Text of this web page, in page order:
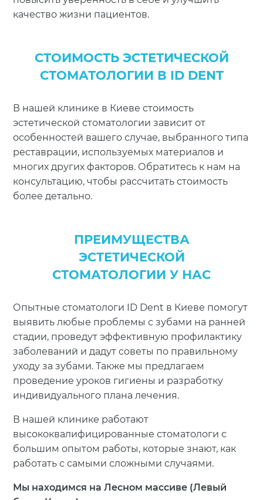
качество жизни пациентов.
СТОИМОСТЬ ЭСТЕТИЧЕСКОЙ
СТОМАТОЛОГИИ В ID DENT
В нашей клинике в Киеве стоимость
эстетической стоматологии зависит от
особенностей вашего случае, выбранного типа
реставрации, используемых материалов и
многих других факторов. Обратитесь к нам на
консультацию, чтобы рассчитать стоимость
более детально.
ПРЕИМУЩЕСТВА
ЭСТЕТИЧЕСКОЙ
СТОМАТОЛОГИИ У НАС
Опытные стоматологи ID Dent в Киеве помогут
выявить любые проблемы с зубами на ранней
стадии, проведут эффективную профилактику
заболеваний и дадут советы по правильному
уходу за зубами. Также мы предлагаем
проведение уроков гигиены и разработку
индивидуального плана лечения.
В нашей клинике работают
высококвалифицированные стоматологи с
большим опытом работы, которые знают, как
работать с самыми сложными случаями.
Мы находимся на Лесном массиве (Левый